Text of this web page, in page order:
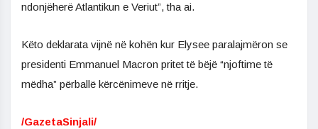
ndonjëherë Atlantikun e Veriut”, tha ai.
Këto deklarata vijnë në kohën kur Elysee paralajmëron se
presidenti Emmanuel Macron pritet të bëjë “njoftime të
mëdha” përballë kërcënimeve në rritje.
/GazetaSinjali/